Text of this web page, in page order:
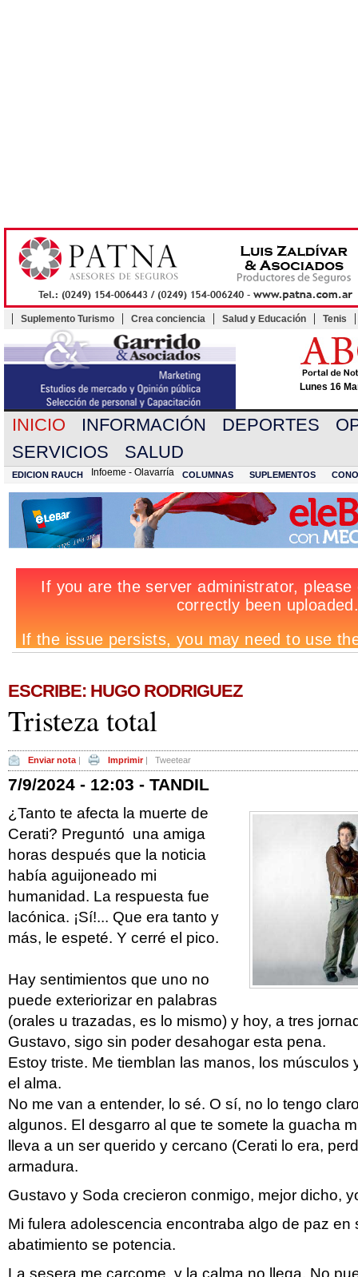
Suplemento Turismo Crea conciencia Salud y Educación Tenis
Lunes 16
INICIO INFORMACIÓN DEPORTES
SERVICIOS
SALUD
EDICION RAUCH Infoeme - Olavarría COLUMNAS SUPLEMENTOS
ESCRIBE: HUGO RODRIGUEZ
Tristeza total
Enviar nota | Imprimir| Tweetear
7/9/2024 - 12:03 - TANDIL
¿Tanto te afecta la muerte de
Cerati? Preguntó una amiga
horas después que la noticia
había aguijoneado mi
humanidad. La respuesta fue
lacónica. ¡Sí!... Que era tanto y
más, le espeté. Y cerré el pico.
Hay sentimientos que uno no
puede exteriorizar en palabras
(orales u trazadas, es lo mismo) y hoy, a tres
Gustavo, sigo sin poder desahogar esta pena.
Estoy triste. Me tiemblan las manos, los músculos
el alma.
No me van a entender, lo sé. O sí, no lo tengo
algunos. El desgarro al que te somete la guacha
lleva a un ser querido y cercano (Cerati lo era,
armadura.
Gustavo y Soda crecieron conmigo, mejor dicho,
Mi fulera adolescencia encontraba algo de paz en
abatimiento se potencia.
La sesera me carcome, y la calma no llega. No